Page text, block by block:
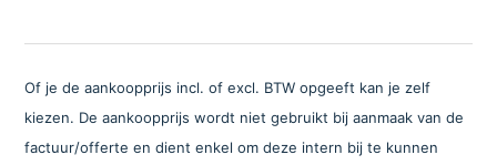
Of je de aankoopprijs incl. of excl. BTW opgeeft kan je zelf
kiezen. De aankoopprijs wordt niet gebruikt bij aanmaak van de
factuur/offerte en dient enkel om deze intern bij te kunnen